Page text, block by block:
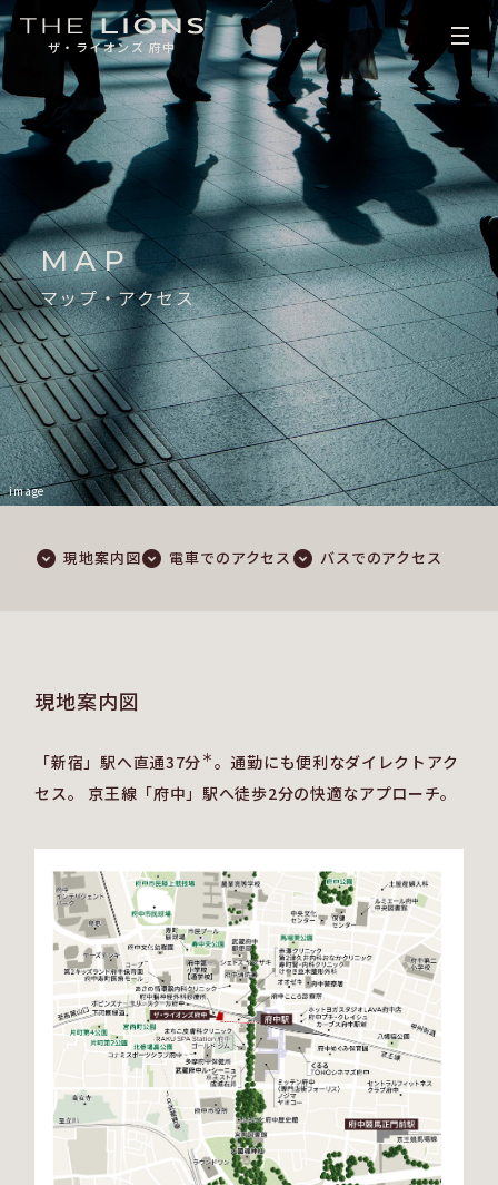
ザ・ライオンズ 府中
物件エントリー者さま限定サイト
簡単ログイン
エントリー時のお名前とメールアドレスで
マイページへのログインが可能です。
● 専用のパスワードはありません。
物件エントリーと物件エントリー者さま限定サイト
閲覧までの４つのステップ
物件エントリー
右記ボタンよりエントリーいただけます｡
image
MAP
マップ・アクセス
現地案内図 電車でのアクセス バスでのアクセス
現地案内図
「新宿」駅へ直通37分 ＊ 。通勤にも便利なダイレクトアク
セス。
京王線「府中」駅へ徒歩2分の快適なアプローチ。